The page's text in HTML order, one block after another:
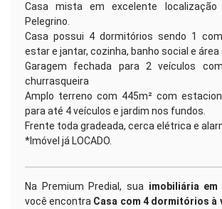
Casa mista em excelente
Pelegrino.
Casa possui 4 dormitórios sendo 1
estar e jantar, cozinha, banho social e área
Garagem fechada para 2 veículos
churrasqueira
Amplo terreno com 445m² com
para até 4 veículos e jardim nos fundos.
Frente toda gradeada, cerca elétrica e
*Imóvel já LOCADO.
Na Premium Predial, sua imobiliária em
você encontra Casa com 4 dormitórios à